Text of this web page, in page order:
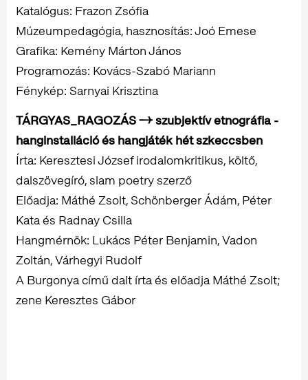
Katalógus: Frazon Zsófia
Múzeumpedagógia, hasznosítás: Joó Emese
Grafika: Kemény Márton János
Programozás: Kovács-Szabó Mariann
Fénykép: Sarnyai Krisztina
TÁRGYAS_RAGOZÁS → szubjektív etnográfia -
hanginstalláció és hangjáték hét szkeccsben
Írta: Keresztesi József irodalomkritikus, költő,
dalszövegíró, slam poetry szerző
Előadja: Máthé Zsolt, Schönberger Ádám, Péter
Kata és Radnay Csilla
Hangmérnök: Lukács Péter Benjamin, Vadon
Zoltán, Várhegyi Rudolf
A Burgonya című dalt írta és előadja Máthé Zsolt;
zene Keresztes Gábor